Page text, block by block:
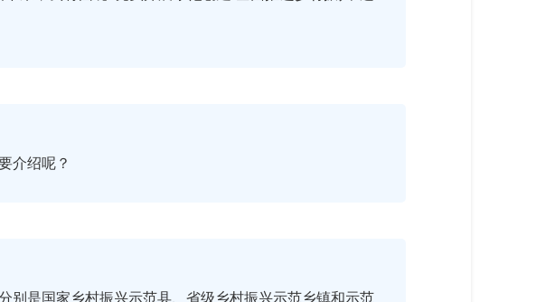
介绍呢？
别是国家乡村振兴示范县、省级乡村振兴示范乡镇和示范